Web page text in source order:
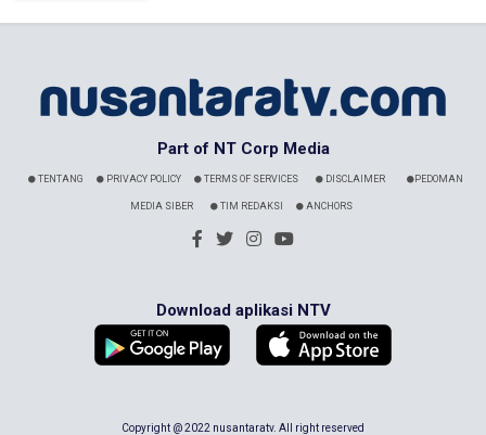
Part of NT Corp Media
TENTANG PRIVACY POLICY TERMS OF SERVICES DISCLAIMER PEDOMAN
MEDIA SIBER TIM REDAKSI ANCHORS
Download aplikasi NTV
Copyright @ 2022 nusantaratv. All right reserved